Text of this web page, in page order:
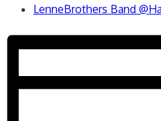
LenneBrothers Band